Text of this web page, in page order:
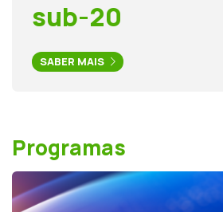
sub-20
SABER MAIS
Programas